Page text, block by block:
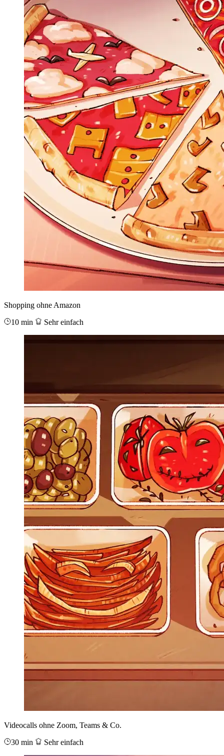
Shopping ohne Amazon
10 min
Sehr einfach
Videocalls ohne Zoom, Teams & Co.
30 min
Sehr einfach